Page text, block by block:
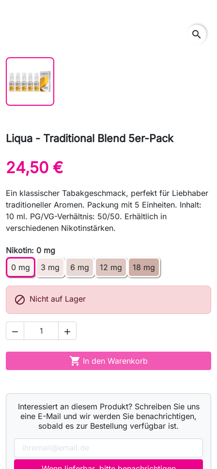
search
Liqua - Traditional Blend 5er-Pack
24,50 €
Ein klassischer Tabakgeschmack, perfekt für Liebhaber
traditioneller Aromen. Packung mit 5 Einheiten. Inhalt:
10 ml. PG/VG-Verhältnis: 50/50. Erhältlich in
verschiedenen Nikotinstärken.
Nikotin: 0 mg
0 mg
3 mg 6 mg 12 mg 18 mg
 Nicht auf Lager
 
 In den Warenkorb
Interessiert an diesem Produkt? Schreiben Sie uns
eine E-Mail und wir werden Sie benachrichtigen,
sobald es zur Bestellung verfügbar ist.